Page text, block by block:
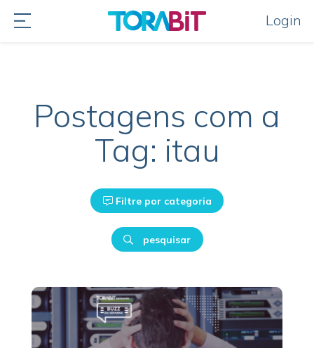
Login
Postagens com a
Tag: itau
Filtre por categoria
pesquisar